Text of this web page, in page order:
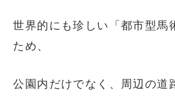
世界的にも珍しい「都市型馬
ため、
公園内だけでなく、周辺の道